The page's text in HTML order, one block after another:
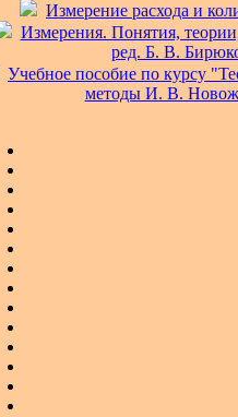
Измерение расхода и
Измерения. Понятия,
ред. Б. В.
Учебное пособие по курсу
методы И. В.